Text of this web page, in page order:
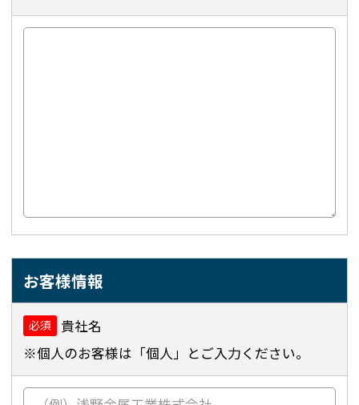
お客様情報
必須
貴社名
※個人のお客様は「個人」とご入力ください。